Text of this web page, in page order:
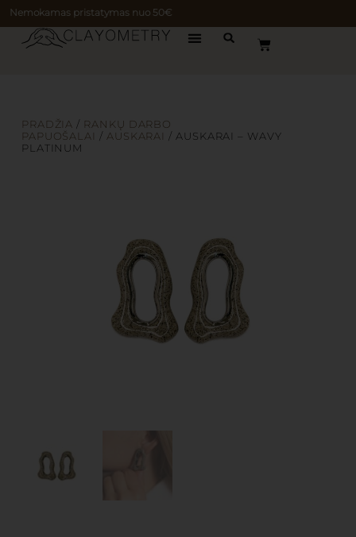
Nemokamas pristatymas nuo 50€
PRADŽIA / RANKŲ DARBO
PAPUOŠALAI
/ AUSKARAI
/ AUSKARAI – WAVY
PLATINUM